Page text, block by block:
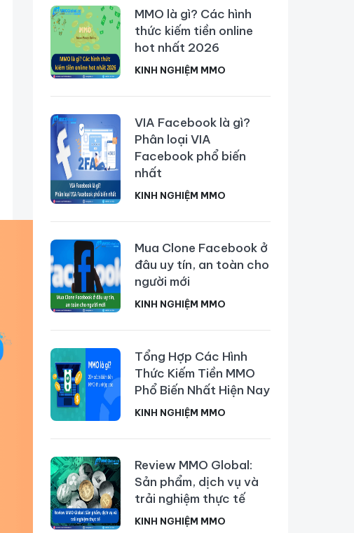
MMO là gì? Các hình
thức kiếm tiền online
hot nhất 2026
KINH NGHIỆM MMO
VIA Facebook là gì?
Phân loại VIA
Facebook phổ biến
nhất
KINH NGHIỆM MMO
Mua Clone Facebook ở
đâu uy tín, an toàn cho
người mới
KINH NGHIỆM MMO
Tổng Hợp Các Hình
Thức Kiếm Tiền MMO
Phổ Biến Nhất Hiện Nay
KINH NGHIỆM MMO
Review MMO Global:
Sản phẩm, dịch vụ và
trải nghiệm thực tế
KINH NGHIỆM MMO